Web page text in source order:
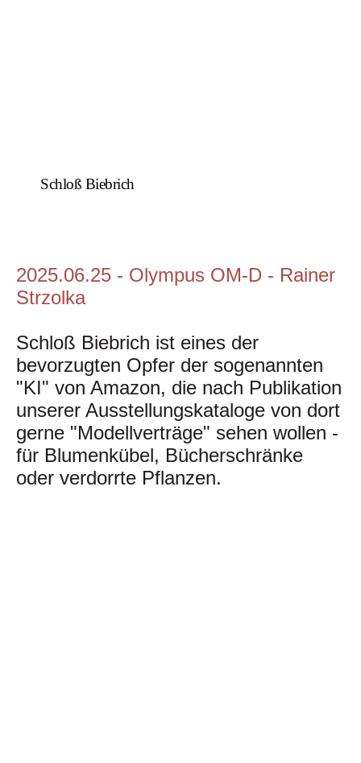
Schloß Biebrich
2025.06.25 - Olympus OM-D - Rainer
Strzolka
Schloß Biebrich ist eines der
bevorzugten Opfer der sogenannten
"KI" von Amazon, die nach Publikation
unserer Ausstellungskataloge von dort
gerne "Modellverträge" sehen wollen -
für Blumenkübel, Bücherschränke
oder verdorrte Pflanzen.